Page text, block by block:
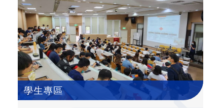
學生專區